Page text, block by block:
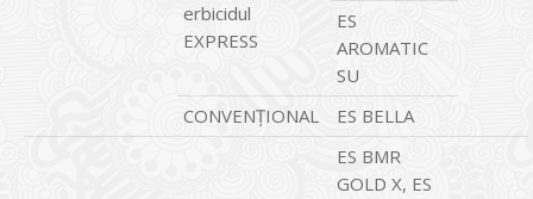
erbicidul
EXPRESS
ES
AROMATIC
SU
CONVENŢIONAL
ES BELLA
ES BMR
GOLD X, ES